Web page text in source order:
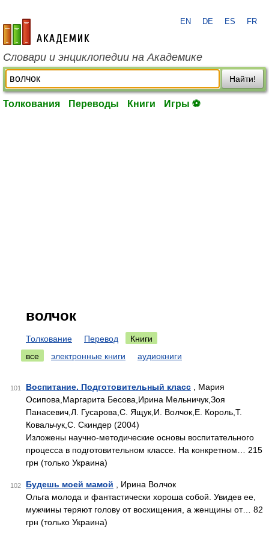
academic.ru
EN DE ES FR
Словари и энциклопедии на Академике
Найти!
Толкования Переводы Книги Игры ⚽
волчок
Толкование Перевод
Книги
все
электронные книги аудиокниги
101 Воспитание. Подготовительный класс , Мария
Осипова,Маргарита Бесова,Ирина Мельничук,Зоя
Панасевич,Л. Гусарова,С. Ящук,И. Волчок,Е. Король,Т.
Ковальчук,С. Скиндер (2004)
Изложены научно-методические основы воспитательного
процесса в подготовительном классе. На конкретном… 215
грн (только Украина)
102 Будешь моей мамой , Ирина Волчок
Ольга молода и фантастически хороша собой. Увидев ее,
мужчины теряют голову от восхищения, а женщины от… 82
грн (только Украина)